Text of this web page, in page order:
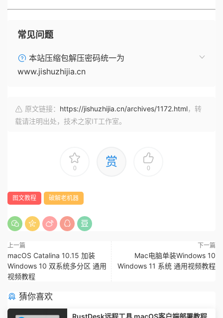
常见问题
本站压缩包解压密码统一为
www.jishuzhijia.cn
原文链接： https://jishuzhijia.cn/archives/1172.html，转
载请注明出处，技术之家IT工作室。
0 赏 0
图文教程 破解老机器
上一篇
macOS Catalina 10.15 加装
Windows 10 双系统多分区 通用
视频教程
下一篇
Mac电脑单装Windows 10
Windows 11 系统 通用视频教程
猜你喜欢
RustDesk远程工具 macOS客户端部署教程